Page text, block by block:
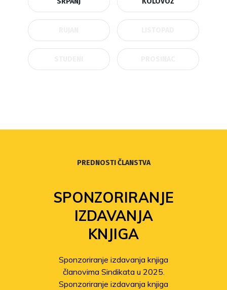
PREDNOSTI ČLANSTVA
SPONZORIRANJE
IZDAVANJA
KNJIGA
Sponzoriranje izdavanja knjiga
članovima Sindikata u 2025.
Sponzoriranje izdavanja knjiga